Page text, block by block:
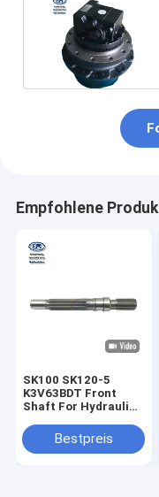
Empfohlene
SK100 SK120-5
K3V63BDT Front
Shaft For Hydraulic
YW10V00005S111
Bestpreis